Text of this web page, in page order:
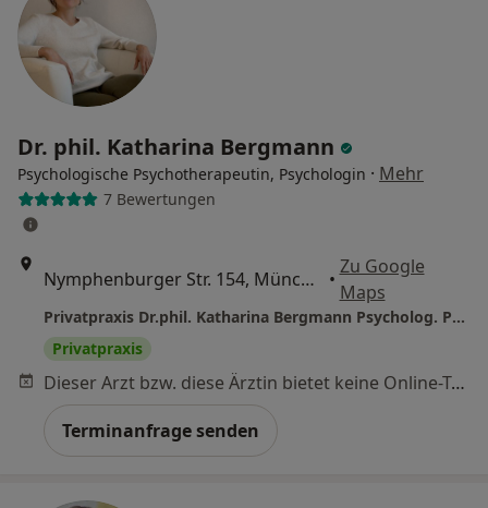
Dr. phil. Katharina Bergmann
Psychologische Psychotherapeutin, Psychologin · Mehr
7 Bewertungen
Nymphenburger Str. 154, München •
Zu Google
Maps
Privatpraxis Dr.phil. Katharina Bergmann Psycholog. Psychotherapeutin
Privatpraxis
Dieser Arzt bzw. diese Ärztin bietet keine Online-Terminbuchung an diesem Standort an.
Terminanfrage senden